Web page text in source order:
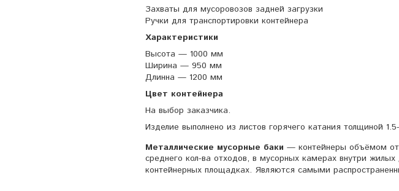
Захваты для мусоровозов задней загрузки
Ручки для транспортировки контейнера
Характеристики
Высота — 1000 мм
Ширина — 950 мм
Длинна — 1200 мм
Цвет контейнера
На выбор заказчика.
Изделие выполнено из листов горячего катания толщиной
Металлические мусорные баки — контейнеры объёмом от
среднего кол-ва отходов, в мусорных камерах внутри
контейнерных площадках. Являются самыми